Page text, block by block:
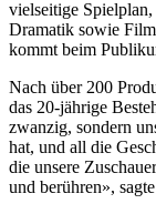
vielseitige
Dramatik sowie
kommt beim
Nach über 200
das 20-jährige
zwanzig, sondern
hat, und all die
die unsere
und berühren»,